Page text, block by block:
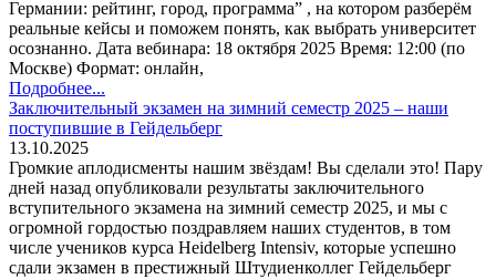
Германии: рейтинг, город, программа” , на котором разберём
реальные кейсы и поможем понять, как выбрать университет
осознанно. Дата вебинара: 18 октября 2025 Время: 12:00 (по
Москве) Формат: онлайн,
Подробнее...
Заключительный экзамен на зимний семестр 2025 – наши
поступившие в Гейдельберг
13.10.2025
Громкие аплодисменты нашим звёздам! Вы сделали это! Пару
дней назад опубликовали результаты заключительного
вступительного экзамена на зимний семестр 2025, и мы с
огромной гордостью поздравляем наших студентов, в том
числе учеников курса Heidelberg Intensiv, которые успешно
сдали экзамен в престижный Штудиенколлег Гейдельберг